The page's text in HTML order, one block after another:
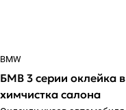
BMW
БМВ 3 серии оклейка
химчистка салона